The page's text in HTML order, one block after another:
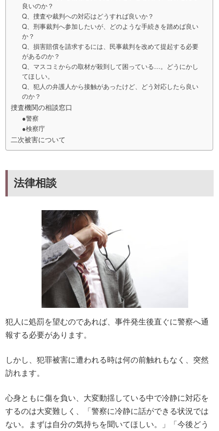
良いのか？
Q、捜査や裁判への対応はどうすれば良いか？
Q、刑事裁判へ参加したいが、どのような手続きを踏めば良い
か？
Q、損害賠償を請求するには、民事裁判を改めて提起する必要
があるのか？
Q、マスコミからの取材が殺到して困っている…。どうにかし
てほしい。
Q、犯人の弁護人から接触があったけど、どう対応したら良い
のか？
捜査機関の相談窓口
●警察
●検察庁
二次被害について
法律相談
犯人に処罰を望むのであれば、事件発生後直ぐに警察へ通
報する必要があります。
しかし、犯罪被害に遭われる時は何の前触れもなく、突然
訪れます。
心身ともに傷を負い、大変動揺している中で冷静に対応を
するのは大変難しく、「警察に冷静に話ができる状況では
ない。まずは自分の気持ちを聞いてほしい。」「今後どう